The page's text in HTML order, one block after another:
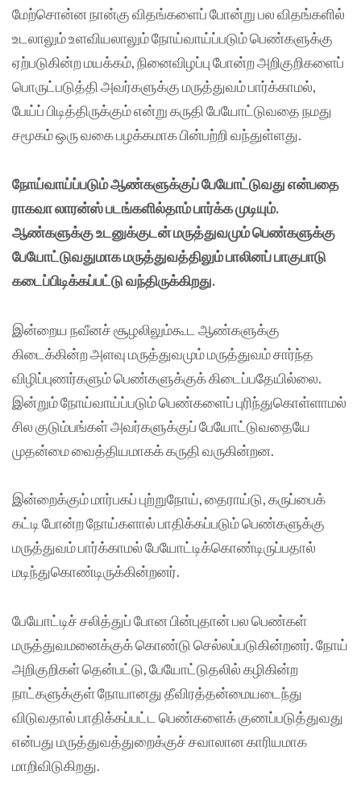
மேற்சொன்ன நான்கு விதங்களைப் போன்று பல விதங்களில்
உடலாலும் உளவியலாலும் நோய்வாய்ப்படும் பெண்களுக்கு
ஏற்படுகின்ற மயக்கம், நினைவிழப்பு போன்ற அறிகுறிகளைப்
பொருட்படுத்தி அவர்களுக்கு மருத்துவம் பார்க்காமல்,
பேய்ப் பிடித்திருக்கும் என்று கருதி பேயோட்டுவதை நமது
சமூகம் ஒரு வகை பழக்கமாக பின்பற்றி வந்துள்ளது.
நோய்வாய்ப்படும் ஆண்களுக்குப் பேயோட்டுவது என்பதை
ராகவா லாரன்ஸ் படங்களில்தாம் பார்க்க முடியும்.
ஆண்களுக்கு உடனுக்குடன் மருத்துவமும் பெண்களுக்கு
பேயோட்டுவதுமாக மருத்துவத்திலும் பாலினப் பாகுபாடு
கடைப்பிடிக்கப்பட்டு வந்திருக்கிறது.
இன்றைய நவீனச் சூழலிலும்கூட ஆண்களுக்கு
கிடைக்கின்ற அளவு மருத்துவமும் மருத்துவம் சார்ந்த
விழிப்புணர்களும் பெண்களுக்குக் கிடைப்பதேயில்லை.
இன்றும் நோய்வாய்ப்படும் பெண்களைப் புரிந்துகொள்ளாமல்
சில குடும்பங்கள் அவர்களுக்குப் பேயோட்டுவதையே
முதன்மை வைத்தியமாகக் கருதி வருகின்றன.
இன்றைக்கும் மார்பகப் புற்றுநோய், தைராய்டு, கருப்பைக்
கட்டி போன்ற நோய்களால் பாதிக்கப்படும் பெண்களுக்கு
மருத்துவம் பார்க்காமல் பேயோட்டிக்கொண்டிருப்பதால்
மடிந்துகொண்டிருக்கின்றனர்.
பேயோட்டிச் சலித்துப் போன பின்புதான் பல பெண்கள்
மருத்துவமனைக்குக் கொண்டு செல்லப்படுகின்றனர். நோய்
அறிகுறிகள் தென்பட்டு, பேயோட்டுதலில் கழிகின்ற
நாட்களுக்குள் நோயானது தீவிரத்தன்மையடைந்து
விடுவதால் பாதிக்கப்பட்ட பெண்களைக் குணப்படுத்துவது
என்பது மருத்துவத்துறைக்குச் சவாலான காரியமாக
மாறிவிடுகிறது.